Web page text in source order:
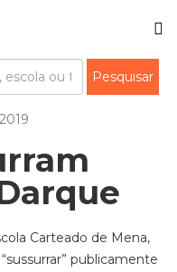
Carteado de Mena,
publicamente